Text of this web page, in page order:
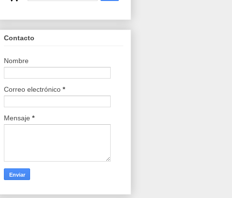
Contacto
Nombre
Correo electrónico *
Mensaje *